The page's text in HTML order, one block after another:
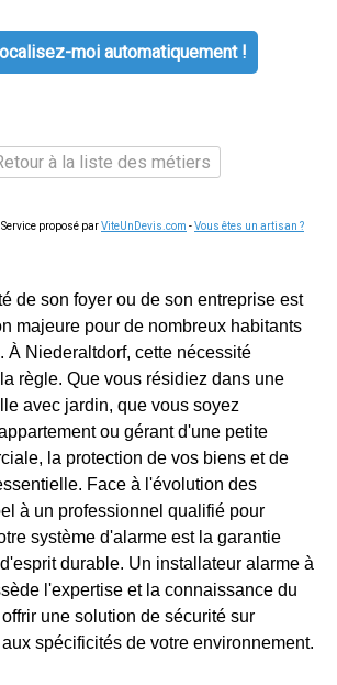
moi automatiquement !
à la liste des métiers
Service proposé parViteUnDevis.com -Vous êtes un artisan ?
de son foyer ou de son entreprise est
majeure pour de nombreux habitants
À Niederaltdorf, cette nécessité
règle. Que vous résidiez dans une
avec jardin, que vous soyez
ou gérant d'une petite
la protection de vos biens et de
Face à l'évolution des
à un professionnel qualifié pour
système d'alarme est la garantie
durable. Un installateur alarme à
l'expertise et la connaissance du
une solution de sécurité sur
spécificités de votre environnement.